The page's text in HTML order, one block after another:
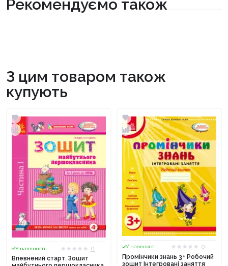
Рекомендуємо також
З цим товаром також
купують
У наявності
0
Впевнений старт. Зошит
У наявності
0
Промінчики знань 3+ Робочий
зошит Інтегровані заняття